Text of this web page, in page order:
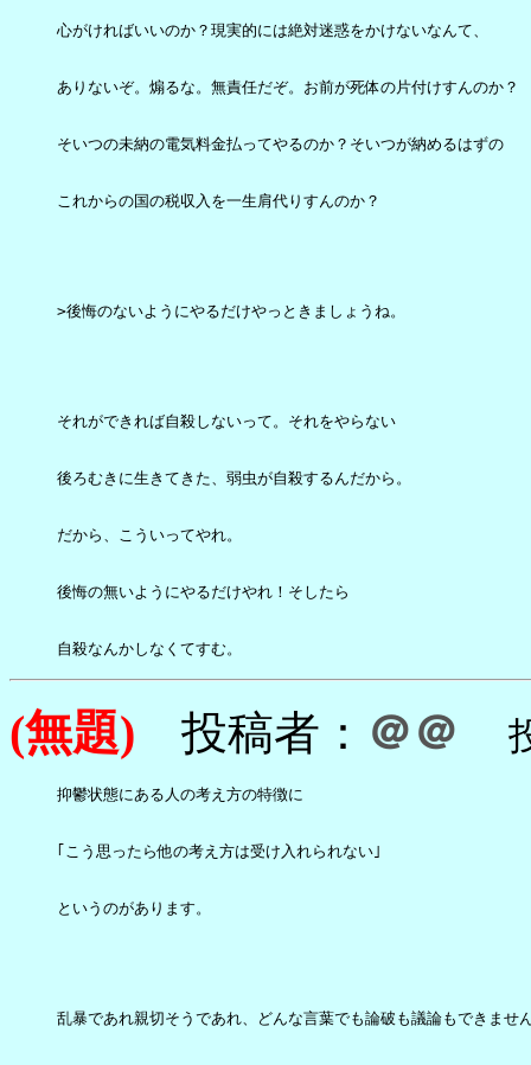
心がければいいのか？現実的には絶対迷惑をかけないなんて、
ありないぞ。煽るな。無責任だぞ。お前が死体の片付けすんのか？
そいつの未納の電気料金払ってやるのか？そいつが納めるはずの
これからの国の税収入を一生肩代りすんのか？
>後悔のないようにやるだけやっときましょうね。
それができれば自殺しないって。それをやらない
後ろむきに生きてきた、弱虫が自殺するんだから。
だから、こういってやれ。
後悔の無いようにやるだけやれ！そしたら
自殺なんかしなくてすむ。
(無題) 投稿者： ＠＠
抑鬱状態にある人の考え方の特徴に
｢こう思ったら他の考え方は受け入れられない｣
というのがあります。
乱暴であれ親切そうであれ、どんな言葉でも論破も議論もできませ